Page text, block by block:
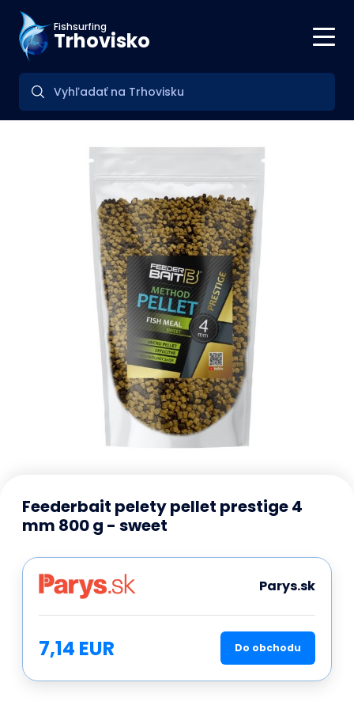
Fishsurfing
Trhovisko
Feederbait pelety pellet prestige 4
mm 800 g - sweet
Parys.sk
7,14 EUR Do obchodu